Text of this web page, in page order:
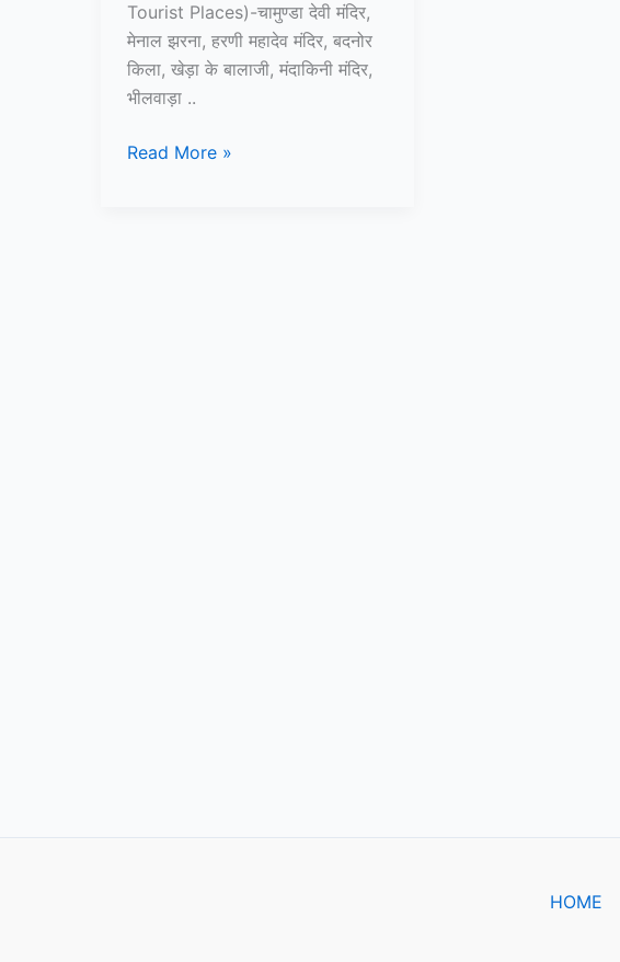
Tourist Places)-चामुण्डा देवी मंदिर,
मेनाल झरना, हरणी महादेव मंदिर, बदनोर
किला, खेड़ा के बालाजी, मंदाकिनी मंदिर,
भीलवाड़ा ..
10+
Read More »
HOME